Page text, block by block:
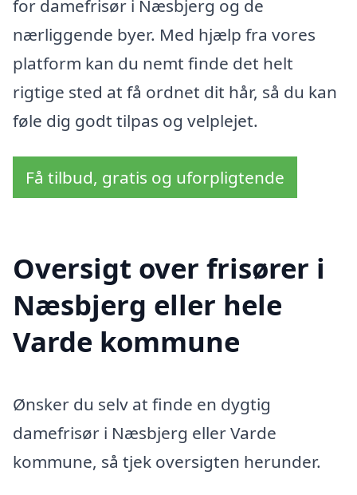
for damefrisør i Næsbjerg og de
nærliggende byer. Med hjælp fra vores
platform kan du nemt finde det helt
rigtige sted at få ordnet dit hår, så du kan
føle dig godt tilpas og velplejet.
Få tilbud, gratis og uforpligtende
Oversigt over frisører i
Næsbjerg eller hele
Varde kommune
Ønsker du selv at finde en dygtig
damefrisør i Næsbjerg eller Varde
kommune, så tjek oversigten herunder.